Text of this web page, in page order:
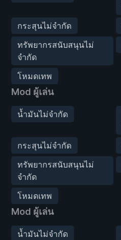
กระสุนไม่จำกัด
ทรัพยากรสนับสนุนไม่
จำกัด
โหมดเทพ
Mod ผู้เล่น
น้ำมันไม่จำกัด
กระสุนไม่จำกัด
ทรัพยากรสนับสนุนไม่
จำกัด
โหมดเทพ
Mod ผู้เล่น
น้ำมันไม่จำกัด